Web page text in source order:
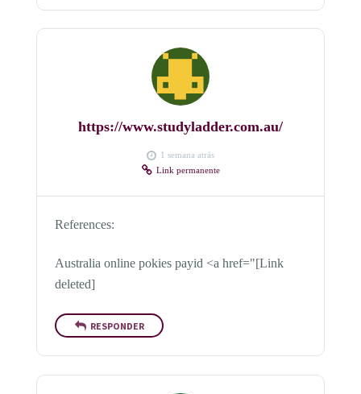
https://www.studyladder.com.au/
1 semana atrás
Link permanente
References:
Australia online pokies payid <a href="[Link
deleted]
RESPONDER